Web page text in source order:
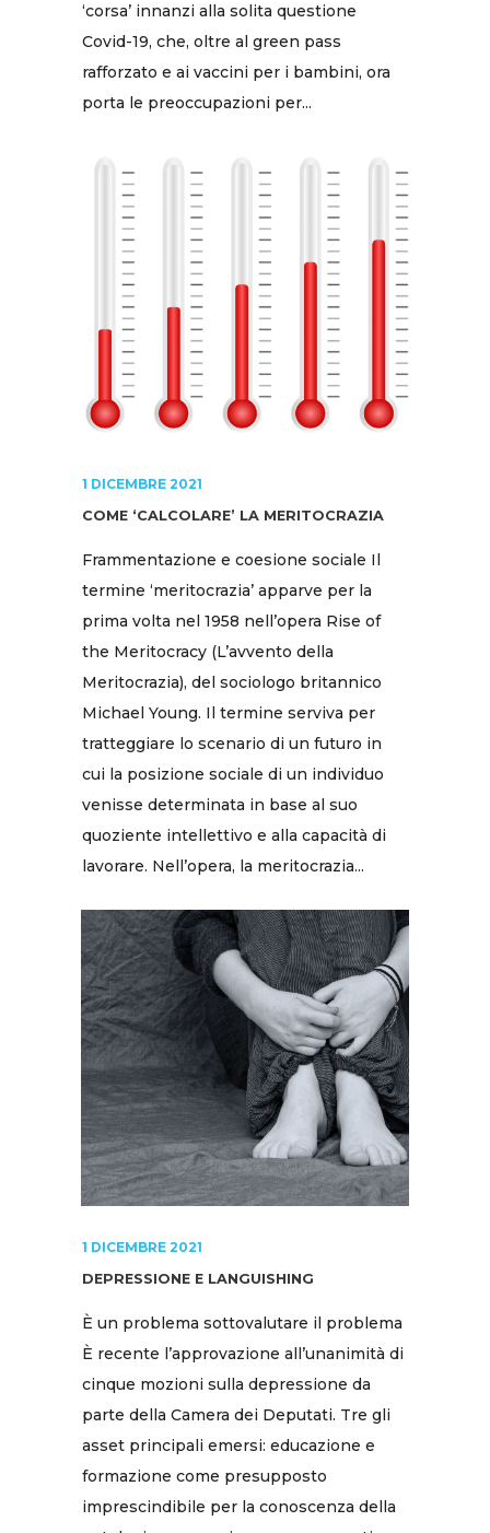
‘corsa’ innanzi alla solita questione
Covid-19, che, oltre al green pass
rafforzato e ai vaccini per i bambini, ora
porta le preoccupazioni per...
1 DICEMBRE 2021
COME ‘CALCOLARE’ LA MERITOCRAZIA
Frammentazione e coesione sociale Il
termine ‘meritocrazia’ apparve per la
prima volta nel 1958 nell’opera Rise of
the Meritocracy (L’avvento della
Meritocrazia), del sociologo britannico
Michael Young. Il termine serviva per
tratteggiare lo scenario di un futuro in
cui la posizione sociale di un individuo
venisse determinata in base al suo
quoziente intellettivo e alla capacità di
lavorare. Nell’opera, la meritocrazia...
1 DICEMBRE 2021
DEPRESSIONE E LANGUISHING
È un problema sottovalutare il problema
È recente l’approvazione all’unanimità di
cinque mozioni sulla depressione da
parte della Camera dei Deputati. Tre gli
asset principali emersi: educazione e
formazione come presupposto
imprescindibile per la conoscenza della